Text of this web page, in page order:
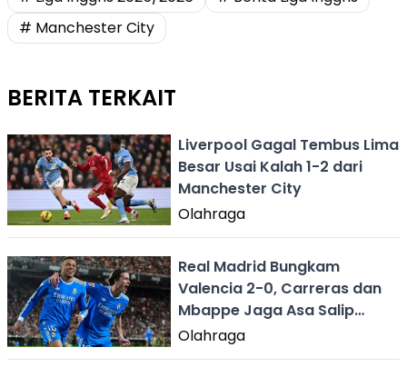
# Manchester City
BERITA TERKAIT
Liverpool Gagal Tembus Lima
Besar Usai Kalah 1-2 dari
Manchester City
Olahraga
Real Madrid Bungkam
Valencia 2-0, Carreras dan
Mbappe Jaga Asa Salip
Barcelona
Olahraga